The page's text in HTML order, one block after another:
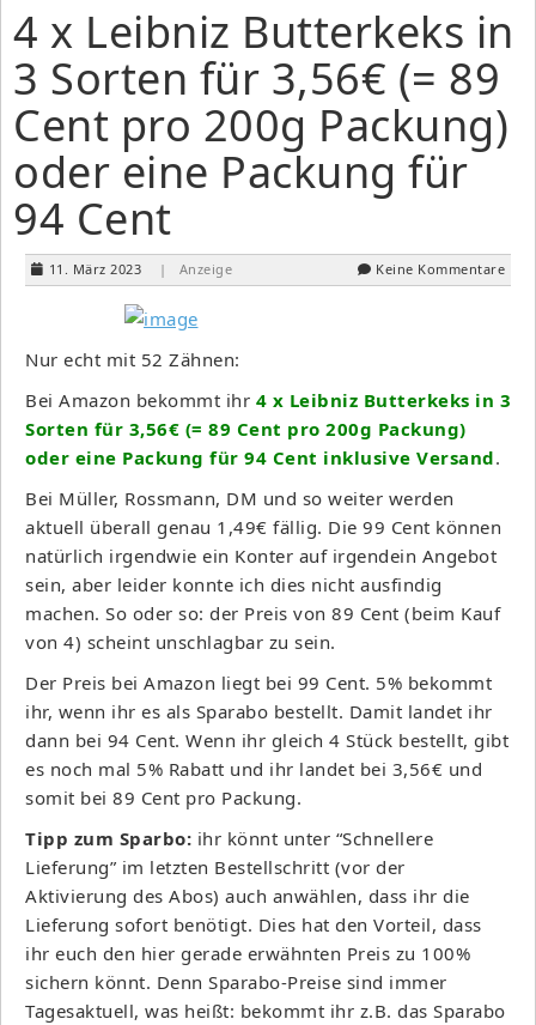
4 x Leibniz Butterkeks in
3 Sorten für 3,56€ (= 89
Cent pro 200g Packung)
oder eine Packung für
94 Cent
11. März 2023 | Anzeige Keine Kommentare
Nur echt mit 52 Zähnen:
Bei Amazon bekommt ihr 4 x Leibniz Butterkeks in 3
Sorten für 3,56€ (= 89 Cent pro 200g Packung)
oder eine Packung für 94 Cent inklusive Versand.
Bei Müller, Rossmann, DM und so weiter werden
aktuell überall genau 1,49€ fällig. Die 99 Cent können
natürlich irgendwie ein Konter auf irgendein Angebot
sein, aber leider konnte ich dies nicht ausfindig
machen. So oder so: der Preis von 89 Cent (beim Kauf
von 4) scheint unschlagbar zu sein.
Der Preis bei Amazon liegt bei 99 Cent. 5% bekommt
ihr, wenn ihr es als Sparabo bestellt. Damit landet ihr
dann bei 94 Cent. Wenn ihr gleich 4 Stück bestellt, gibt
es noch mal 5% Rabatt und ihr landet bei 3,56€ und
somit bei 89 Cent pro Packung.
Tipp zum Sparbo: ihr könnt unter “Schnellere
Lieferung” im letzten Bestellschritt (vor der
Aktivierung des Abos) auch anwählen, dass ihr die
Lieferung sofort benötigt. Dies hat den Vorteil, dass
ihr euch den hier gerade erwähnten Preis zu 100%
sichern könnt. Denn Sparabo-Preise sind immer
Tagesaktuell, was heißt: bekommt ihr z.B. das Sparabo